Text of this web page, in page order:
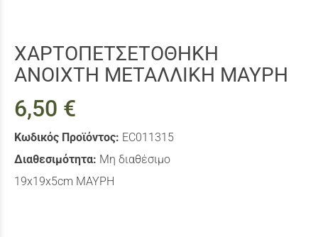
ΧΑΡΤΟΠΕΤΣΕΤΟΘΗΚΗ
ΑΝΟΙΧΤΗ ΜΕΤΑΛΛΙΚΗ ΜΑΥΡΗ
6,50 €
Κωδικός Προϊόντος: EC011315
Διαθεσιμότητα: Μη διαθέσιμο
19x19x5cm ΜΑΥΡΗ